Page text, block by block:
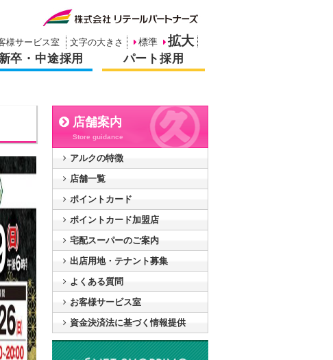
様サービス室 文字の大きさ 標準 拡大
卒・中途採用 パート採用
店舗案内
Store guidance
アルクの特徴
店舗一覧
ポイントカード
ポイントカード加盟店
宅配スーパーのご案内
出店用地・テナント募集
よくある質問
お客様サービス室
資金決済法に基づく情報提供